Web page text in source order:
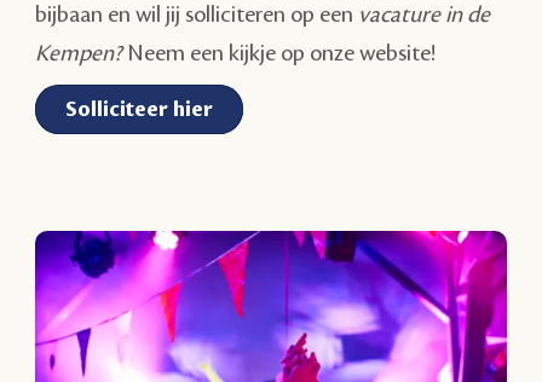
bijbaan en wil jij solliciteren op een vacature in de
Kempen?Neem een kijkje op onze website!
Solliciteer hier